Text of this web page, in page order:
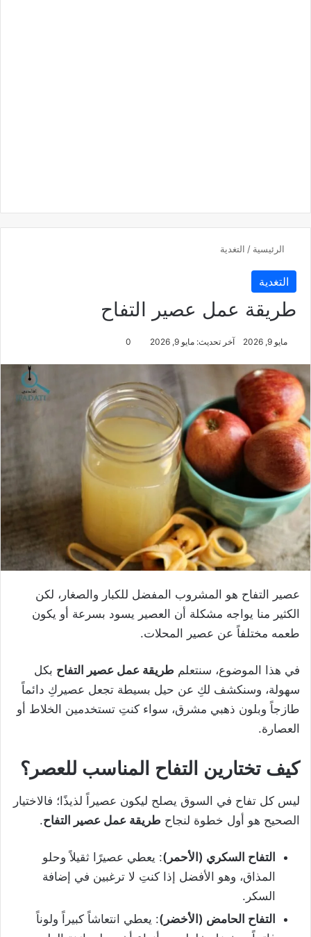
الرئيسية / التغدية
التغدية
طريقة عمل عصير التفاح
مايو 9, 2026 آخر تحديث: مايو 9, 2026 0
عصير التفاح هو المشروب المفضل للكبار والصغار، لكن
الكثير منا يواجه مشكلة أن العصير يسود بسرعة أو يكون
طعمه مختلفاً عن عصير المحلات.
في هذا الموضوع، سنتعلم طريقة عمل عصير التفاح بكل
سهولة، وسنكشف لكِ عن حيل بسيطة تجعل عصيركِ دائماً
طازجاً وبلون ذهبي مشرق، سواء كنتِ تستخدمين الخلاط أو
العصارة.
كيف تختارين التفاح المناسب للعصر؟
ليس كل تفاح في السوق يصلح ليكون عصيراً لذيذًا؛ فالاختيار
الصحيح هو أول خطوة لنجاح طريقة عمل عصير التفاح.
التفاح السكري (الأحمر): يعطي عصيرًا ثقيلاً وحلو
المذاق، وهو الأفضل إذا كنتِ لا ترغبين في إضافة
السكر.
التفاح الحامض (الأخضر): يعطي انتعاشاً كبيراً ولوناً